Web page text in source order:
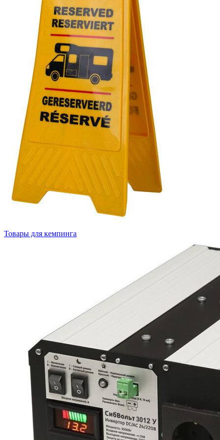
Товары для кемпинга